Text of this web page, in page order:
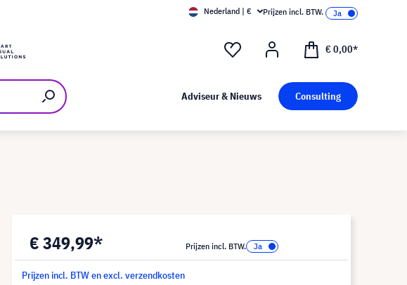
Nederland | € Prijzen incl. BTW.
€ 0,00*
Adviseur & Nieuws Consulting
€ 349,99* Prijzen incl. BTW.
Prijzen incl. BTW en excl. verzendkosten